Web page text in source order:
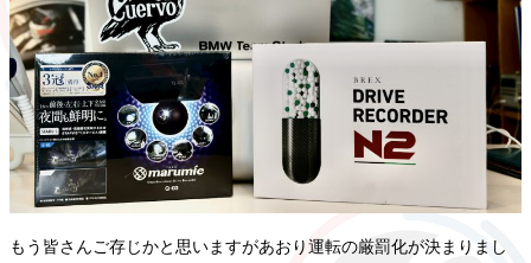
もう皆さんご存じかと思いますがあおり運転の厳罰化が決まりまし